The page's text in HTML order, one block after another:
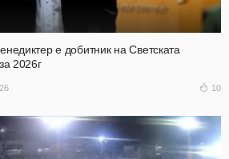
е добитник на Светската
2026г
10